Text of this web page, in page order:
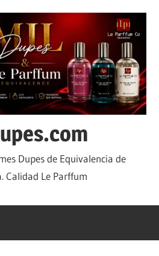
Dupes de Equivalencia de
Calidad Le Parffum